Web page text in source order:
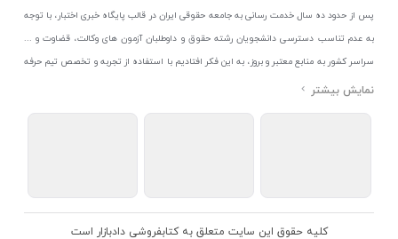
پس از حدود ده سال خدمت رسانی به جامعه حقوقی ایران در قالب پایگاه خبری اختبار، با توجه
به عدم تناسب دسترسی دانشجویان رشته حقوق و داوطلبان آزمون های وکالت، قضاوت و ...
سراسر کشور به منابع معتبر و بروز، به این فکر افتادیم با استفاده از تجربه و تخصص تیم حرفه
ای اختبار خدمتی جدید به جامعه حقوقی ایران ارائه کنیم. به این منظور با راه اندازی و تجهیز
اتحادیه ناشران و کتابفروشان تهران به منظور ارائه مطمئن ترین خدمات مجموعه بسیار کامل و
معتبری از کتاب های حقوقی را به علاقمندان عرضه کرده ایم. علاوه بر این با بهره گیری از فناوری
کلیه حقوق این سایت متعلق به کتابفروشی دادبازار است